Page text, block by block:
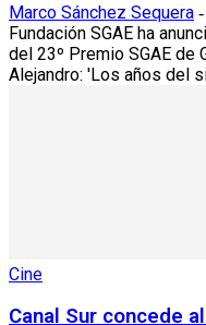
Marco Sánchez Sequera -
Fundación SGAE ha
del 23º Premio SGAE de
Alejandro: 'Los años del
Cine
Canal Sur concede